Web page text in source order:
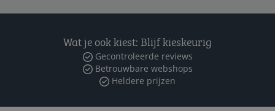
Wat je ook kiest: Blijf kieskeurig
Gecontroleerde reviews
Betrouwbare webshops
Heldere prijzen